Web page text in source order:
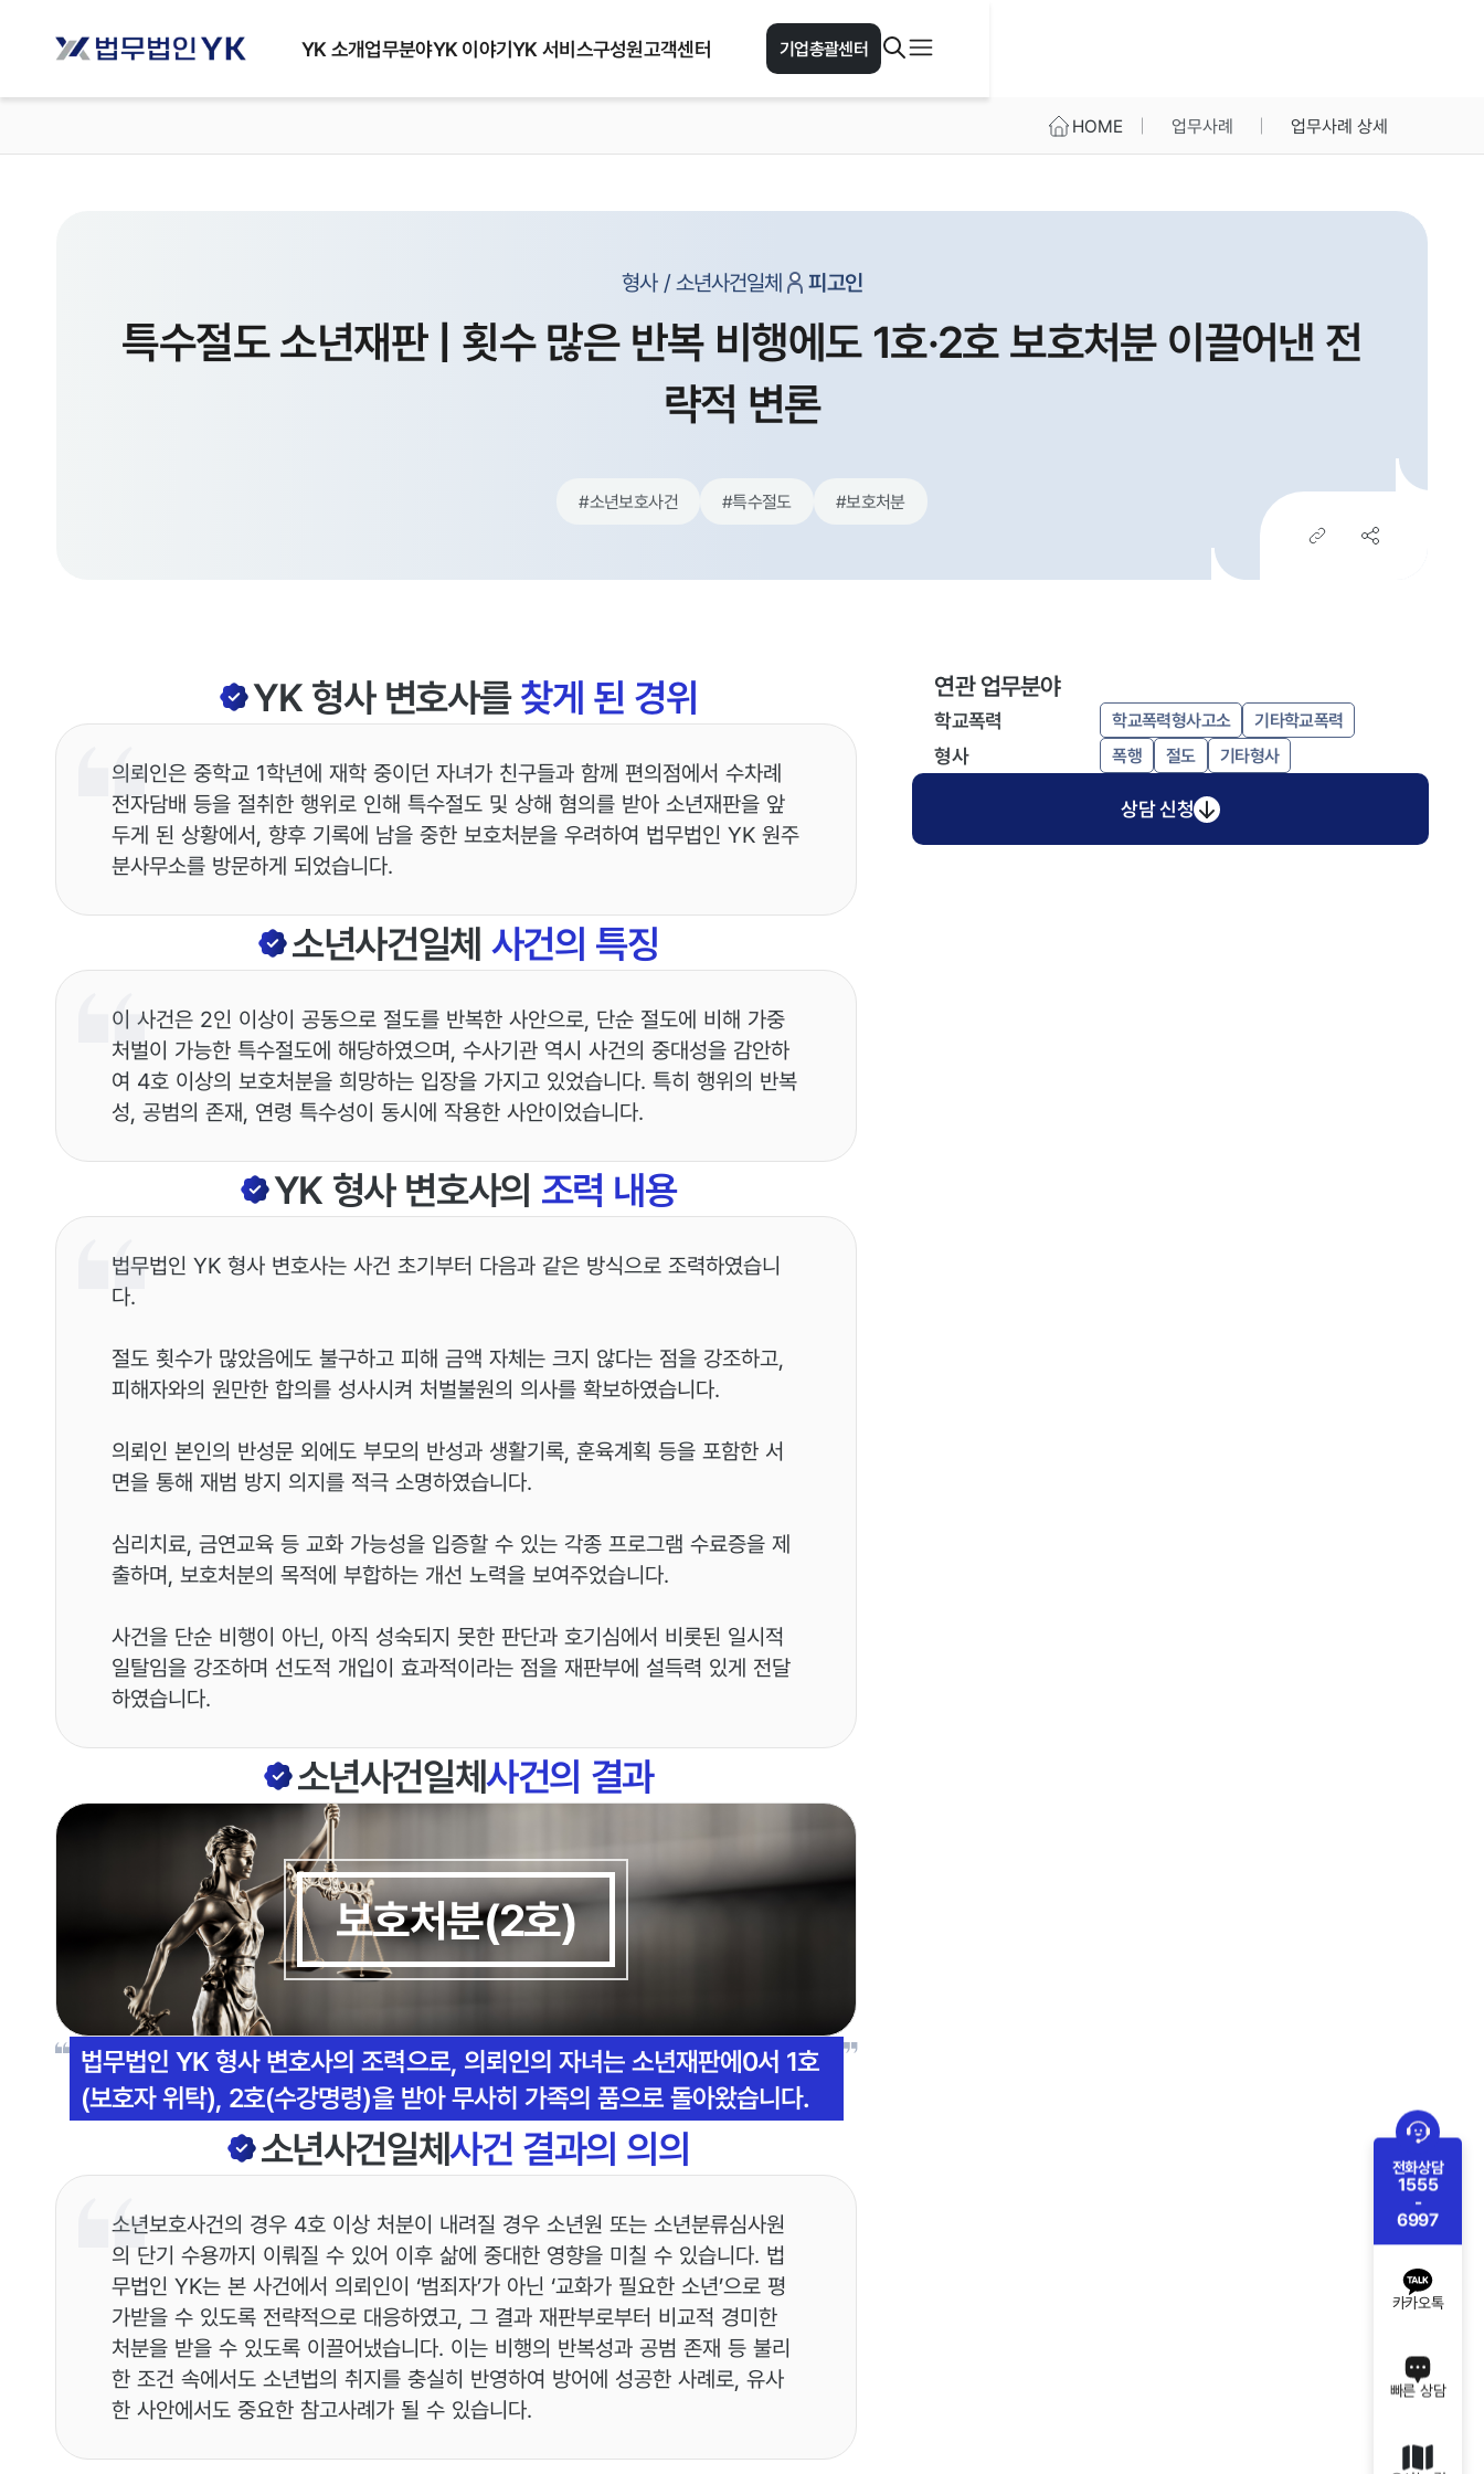
YK 소개업무분야YK 이야기YK 서비스구성원고객센터 기업총괄센터
HOME 업무사례 업무사례 상세
형사 / 소년사건일체 피고인
특수절도 소년재판 | 횟수 많은 반복 비행에도 1호·2호 보호처분 이끌어낸 전
략적 변론
#소년보호사건 #특수절도 #보호처분
YK형사변호사를찾게 된 경위
의뢰인은 중학교 1학년에 재학 중이던 자녀가 친구들과 함께 편의점에서 수차례
전자담배 등을 절취한 행위로 인해 특수절도 및 상해 혐의를 받아 소년재판을 앞
두게 된 상황에서, 향후 기록에 남을 중한 보호처분을 우려하여 법무법인 YK 원주
분사무소를 방문하게 되었습니다.
소년사건일체 사건의 특징
이 사건은 2인 이상이 공동으로 절도를 반복한 사안으로, 단순 절도에 비해 가중
처벌이 가능한 특수절도에 해당하였으며, 수사기관 역시 사건의 중대성을 감안하
여 4호 이상의 보호처분을 희망하는 입장을 가지고 있었습니다. 특히 행위의 반복
성, 공범의 존재, 연령 특수성이 동시에 작용한 사안이었습니다.
YK 형사변호사의 조력 내용
법무법인 YK 형사 변호사는 사건 초기부터 다음과 같은 방식으로 조력하였습니
다.
절도 횟수가 많았음에도 불구하고 피해 금액 자체는 크지 않다는 점을 강조하고,
피해자와의 원만한 합의를 성사시켜 처벌불원의 의사를 확보하였습니다.
의뢰인 본인의 반성문 외에도 부모의 반성과 생활기록, 훈육계획 등을 포함한 서
면을 통해 재범 방지 의지를 적극 소명하였습니다.
심리치료, 금연교육 등 교화 가능성을 입증할 수 있는 각종 프로그램 수료증을 제
출하며, 보호처분의 목적에 부합하는 개선 노력을 보여주었습니다.
사건을 단순 비행이 아닌, 아직 성숙되지 못한 판단과 호기심에서 비롯된 일시적
일탈임을 강조하며 선도적 개입이 효과적이라는 점을 재판부에 설득력 있게 전달
하였습니다.
소년사건일체사건의 결과
보호처분(2호)
법무법인 YK 형사 변호사의 조력으로, 의뢰인의 자녀는 소년재판에0서 1호
(보호자 위탁), 2호(수강명령)을 받아 무사히 가족의 품으로 돌아왔습니다.
소년사건일체사건 결과의 의의
소년보호사건의 경우 4호 이상 처분이 내려질 경우 소년원 또는 소년분류심사원
의 단기 수용까지 이뤄질 수 있어 이후 삶에 중대한 영향을 미칠 수 있습니다. 법
무법인 YK는 본 사건에서 의뢰인이 ‘범죄자’가 아닌 ‘교화가 필요한 소년’으로 평
가받을 수 있도록 전략적으로 대응하였고, 그 결과 재판부로부터 비교적 경미한
처분을 받을 수 있도록 이끌어냈습니다. 이는 비행의 반복성과 공범 존재 등 불리
한 조건 속에서도 소년법의 취지를 충실히 반영하여 방어에 성공한 사례로, 유사
한 사안에서도 중요한 참고사례가 될 수 있습니다.
연관 업무분야
학교폭력 학교폭력형사고소 기타학교폭력
형사 폭행 절도 기타형사
상담 신청
전화상담
1555
-
6997
카카오톡
빠른 상담